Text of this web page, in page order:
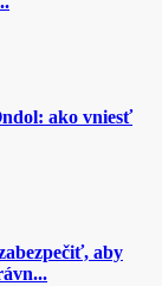
ako vniesť
aby